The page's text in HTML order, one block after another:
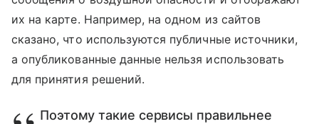
их на карте. Например, на одном из сайтов
сказано, что используются публичные источники,
а опубликованные данные нельзя использовать
для принятия решений.
Поэтому такие сервисы правильнее